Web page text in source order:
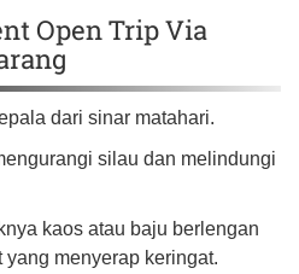
Open Trip Via
dari sinar matahari.
silau dan melindungi
kaos atau baju berlengan
menyerap keringat.